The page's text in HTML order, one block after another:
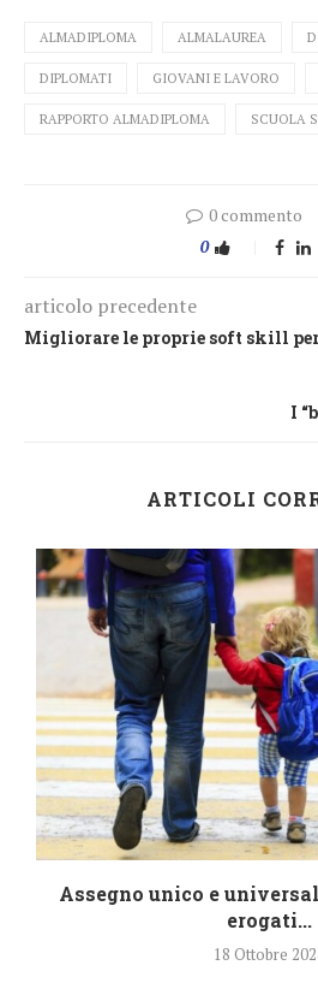
ALMADIPLOMA ALMALAUREA
DIPLOMATI GIOVANI E LAVORO
RAPPORTO ALMADIPLOMA SCUOLA
0 commento
0
articolo precedente
Migliorare le proprie soft skill
I
ARTICOLI
Assegno unico e
erogati...
18 Ottobre